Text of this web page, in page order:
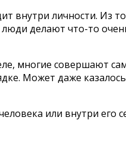
личности. Из
делают что-то
многие совершают
Может даже
или внутри